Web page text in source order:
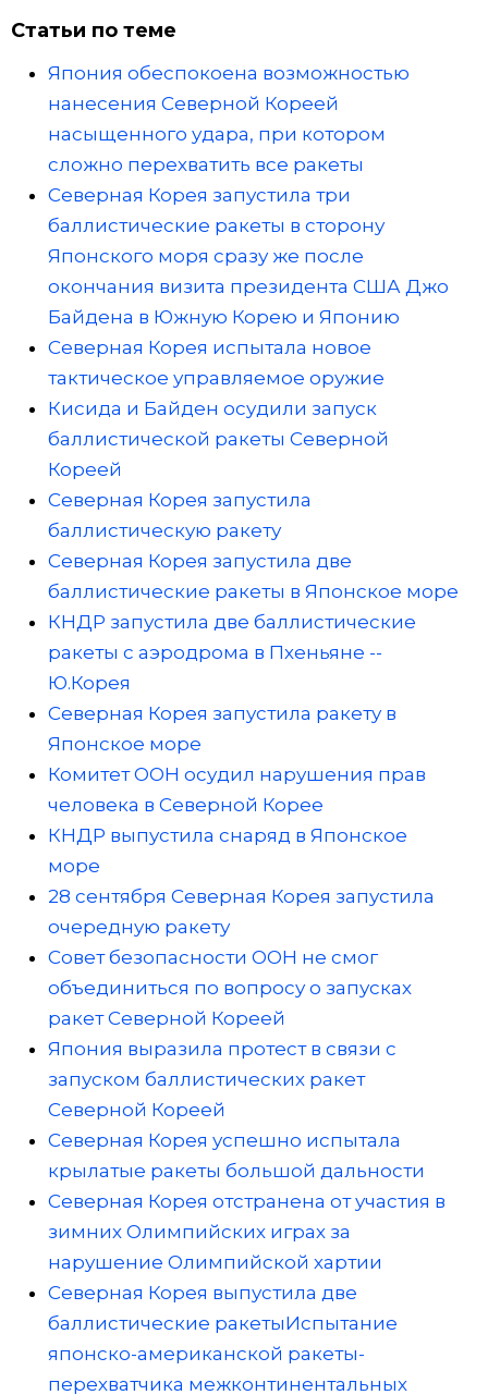
Статьи по теме
Япония обеспокоена возможностью
нанесения Северной Кореей
насыщенного удара, при котором
сложно перехватить все ракеты
Северная Корея запустила три
баллистические ракеты в сторону
Японского моря сразу же после
окончания визита президента США Джо
Байдена в Южную Корею и Японию
Северная Корея испытала новое
тактическое управляемое оружие
Кисида и Байден осудили запуск
баллистической ракеты Северной
Кореей
Северная Корея запустила
баллистическую ракету
Северная Корея запустила две
баллистические ракеты в Японское море
КНДР запустила две баллистические
ракеты с аэродрома в Пхеньяне --
Ю.Корея
Северная Корея запустила ракету в
Японское море
Комитет ООН осудил нарушения прав
человека в Северной Корее
КНДР выпустила снаряд в Японское
море
28 сентября Северная Корея запустила
очередную ракету
Совет безопасности ООН не смог
объединиться по вопросу о запусках
ракет Северной Кореей
Япония выразила протест в связи с
запуском баллистических ракет
Северной Кореей
Северная Корея успешно испытала
крылатые ракеты большой дальности
Северная Корея отстранена от участия в
зимних Олимпийских играх за
нарушение Олимпийской хартии
Северная Корея выпустила две
баллистические ракетыИспытание
японско-американской ракеты-
перехватчика межконтинентальных